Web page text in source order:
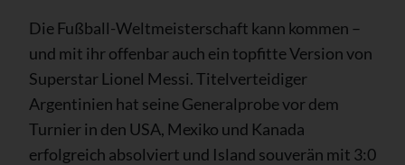
Die Fußball-Weltmeisterschaft kann kommen –
und mit ihr offenbar auch ein topfitte Version von
Superstar Lionel Messi. Titelverteidiger
Argentinien hat seine Generalprobe vor dem
Turnier in den USA, Mexiko und Kanada
erfolgreich absolviert und Island souverän mit 3:0